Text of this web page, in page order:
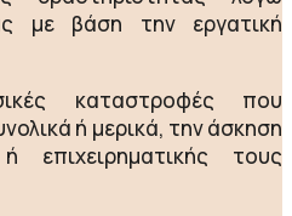
με βάση την εργατική
καταστροφές που
ή μερικά, την άσκηση
επιχειρηματικής τους